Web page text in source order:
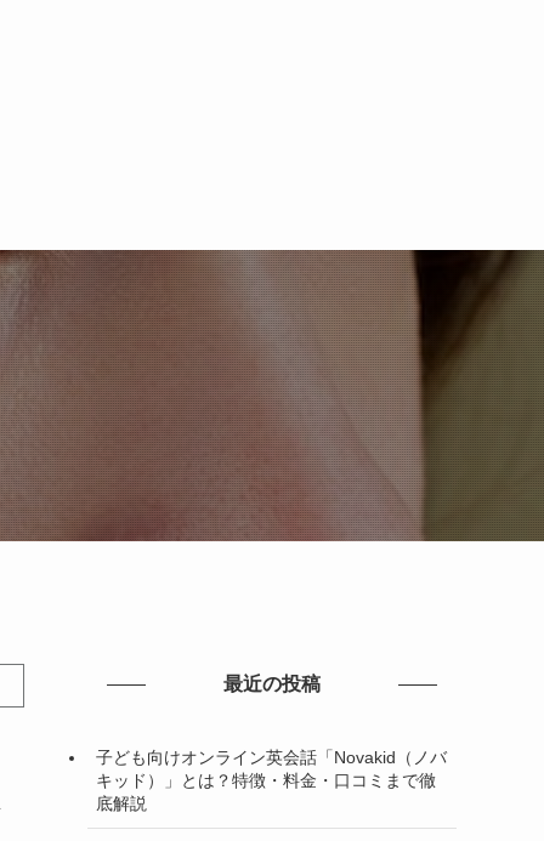
最近の投稿
子ども向けオンライン英会話「Novakid（ノバ
キッド）」とは？特徴・料金・口コミまで徹
底解説